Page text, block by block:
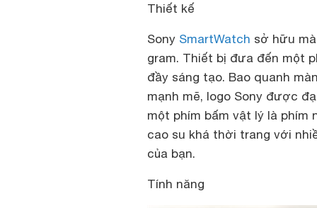
Thiết kế
Sony SmartWatch sở hữu
gram. Thiết bị đưa đến một
đầy sáng tạo. Bao quanh
mạnh mẽ, logo Sony được
một phím bấm vật lý là phím
cao su khá thời trang với
của bạn.
Tính năng